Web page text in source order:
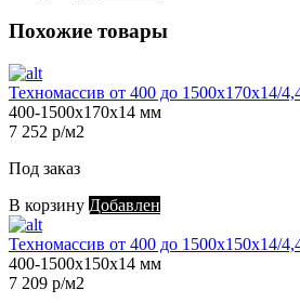
Похожие товары
Техномассив от 400 до 1500х170х14/
400-1500х170х14 мм
7 252 р/м2
Под заказ
В корзину Добавлен
Техномассив от 400 до 1500х150х14/
400-1500х150х14 мм
7 209 р/м2